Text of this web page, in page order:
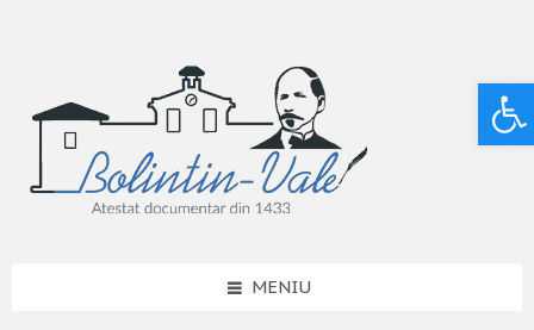
MENIU
Deschide bara de unelte